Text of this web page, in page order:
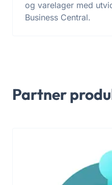
og varelager med
Business Central.
Partner